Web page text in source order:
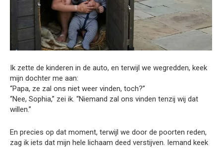
Ik zette de kinderen in de auto, en terwijl we wegredden, keek
mijn dochter me aan:
“Papa, ze zal ons niet weer vinden, toch?”
“Nee, Sophia,” zei ik. “Niemand zal ons vinden tenzij wij dat
willen.”
En precies op dat moment, terwijl we door de poorten reden,
zag ik iets dat mijn hele lichaam deed verstijven. Iemand keek